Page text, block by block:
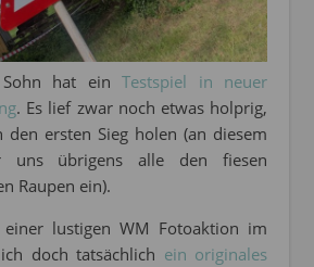
hat ein Testspiel in neuer
. Es lief zwar noch etwas holprig,
den ersten Sieg holen (an diesem
uns übrigens alle den fiesen
Raupen ein).
einer lustigen WM Fotoaktion im
doch tatsächlich ein originales